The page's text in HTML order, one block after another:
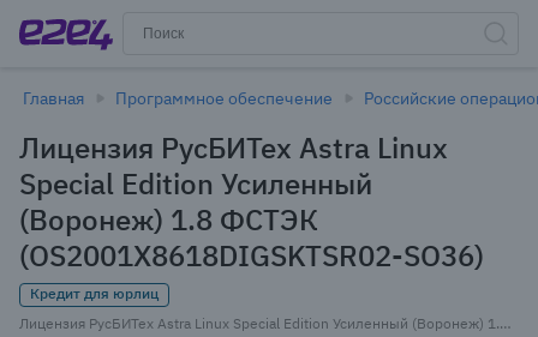
Главная Программное обеспечение Российские
Лицензия РусБИТех Astra Linux
Special Edition Усиленный
(Воронеж) 1.8 ФСТЭК
(OS2001X8618DIGSKTSR02-SO36)
Кредит для юрлиц
Лицензия РусБИТех Astra Linux Special Edition Усиленный (Воронеж) 1.8 ФСТЭК, Russian, на 36 месяцев базовая лицензия для сервера до 2 сокетов, электронный ключ (OS2001X8618DIGSKTSR02-SO36)